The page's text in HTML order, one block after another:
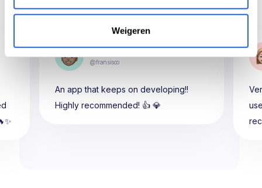
Weigeren
Fransisco
@fransisco
An app that keeps on developing!!
Highly recommended! 👍 💎